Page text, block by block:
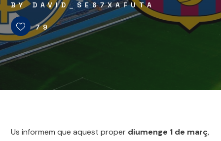
BYDAVID_SE67XAFUTA
79
Us informem que aquest proper diumenge 1 de març,